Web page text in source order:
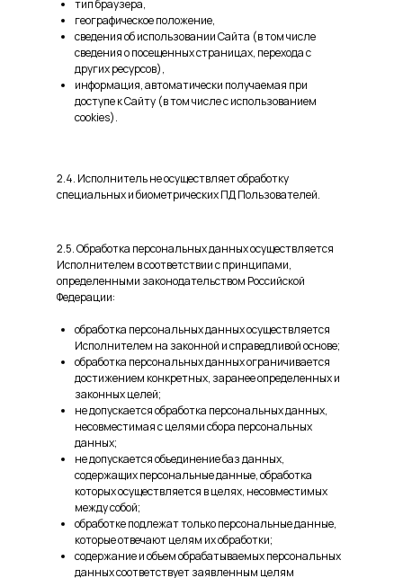
тип браузера,
географическое положение,
сведения об использовании Сайта (в том числе
сведения о посещенных страницах, перехода с
других ресурсов),
информация, автоматически получаемая при
доступе к Сайту (в том числе с использованием
cookies).
2.4. Исполнитель не осуществляет обработку
специальных и биометрических ПД Пользователей.
2.5. Обработка персональных данных осуществляется
Исполнителем в соответствии с принципами,
определенными законодательством Российской
Федерации:
обработка персональных данных осуществляется
Исполнителем на законной и справедливой основе;
обработка персональных данных ограничивается
достижением конкретных, заранее определенных и
законных целей;
не допускается обработка персональных данных,
несовместимая с целями сбора персональных
данных;
не допускается объединение баз данных,
содержащих персональные данные, обработка
которых осуществляется в целях, несовместимых
между собой;
обработке подлежат только персональные данные,
которые отвечают целям их обработки;
содержание и объем обрабатываемых персональных
данных соответствует заявленным целям